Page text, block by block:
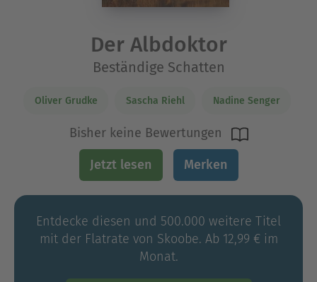
Der Albdoktor
Beständige Schatten
Oliver Grudke Sascha Riehl Nadine Senger
Bisher keine Bewertungen
Jetzt lesen Merken
Entdecke diesen und 500.000 weitere Titel
mit der Flatrate von Skoobe. Ab 12,99 € im
Monat.